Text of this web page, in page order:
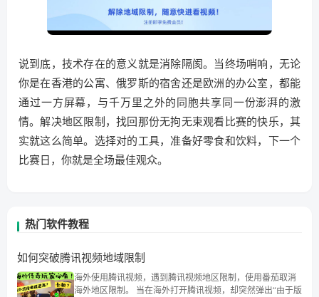
说到底，技术存在的意义就是消除隔阂。当终场哨响，无论
你是在香港的公寓、俄罗斯的宿舍还是欧洲的办公室，都能
通过一方屏幕，与千万里之外的同胞共享同一份澎湃的激
情。解决地区限制，找回那份无拘无束观看比赛的快乐，其
实就这么简单。选择对的工具，准备好零食和饮料，下一个
比赛日，你就是全场最佳观众。
热门软件教程
如何突破腾讯视频地域限制
海外使用腾讯视频，遇到腾讯视频地区限制，使用番茄取消
海外地区限制。 当在海外打开腾讯视频，却突然弹出“由于版